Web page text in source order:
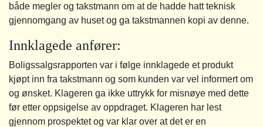
både megler og takstmann om at de hadde hatt teknisk
gjennomgang av huset og ga takstmannen kopi av denne.
Innklagede anfører:
Boligssalgsrapporten var i følge innklagede et produkt
kjøpt inn fra takstmann og som kunden var vel informert om
og ønsket. Klageren ga ikke uttrykk for misnøye med dette
før etter oppsigelse av oppdraget. Klageren har lest
gjennom prospektet og var klar over at det er en